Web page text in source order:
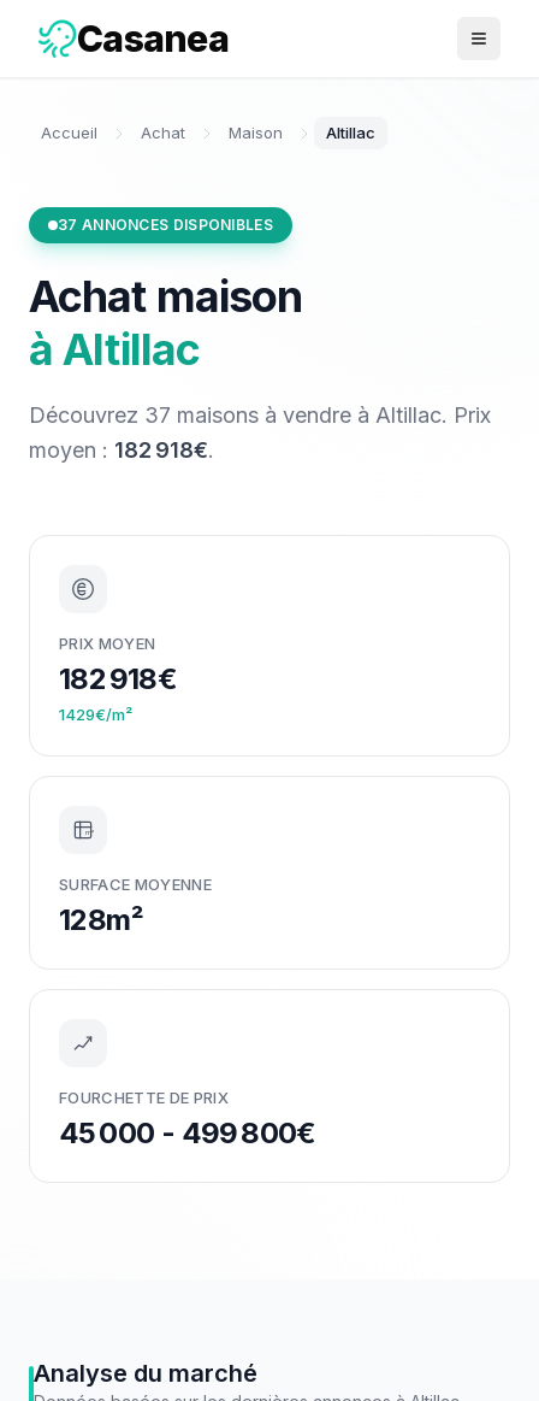
Casanea Ouvrir
Accueil Achat Maison Altillac
37 ANNONCES DISPONIBLES
Achat maison
àAltillac
Découvrez 37 maisons à vendre à Altillac. Prix
moyen : 182 918€.
PRIX MOYEN
182 918€
1429€/m²
m²
SURFACE MOYENNE
128m²
FOURCHETTE DE PRIX
45 000 - 499 800€
Analyse du marché